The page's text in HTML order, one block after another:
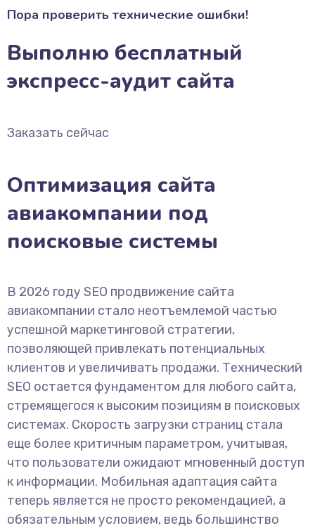
Пора проверить технические ошибки!
Выполню бесплатный
экспресс-аудит сайта
Заказать сейчас
Оптимизация сайта
авиакомпании под
поисковые системы
В 2026 году SEO продвижение сайта
авиакомпании стало неотъемлемой частью
успешной маркетинговой стратегии,
позволяющей привлекать потенциальных
клиентов и увеличивать продажи. Технический
SEO остается фундаментом для любого сайта,
стремящегося к высоким позициям в поисковых
системах. Скорость загрузки страниц стала
еще более критичным параметром, учитывая,
что пользователи ожидают мгновенный доступ
к информации. Мобильная адаптация сайта
теперь является не просто рекомендацией, а
обязательным условием, ведь большинство